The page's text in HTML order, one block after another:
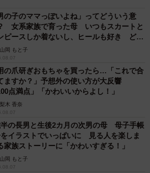
の子のママっぽいよね」ってどういう意
女系家族で育った母 いつもスカートと
ピースしか着ないし、ヒールも好き どの
が…
山岡 もと子
の爪研ぎおもちゃを買ったら…「これで合
ますか？」予想外の使い方が大反響
点満点」「かわいいからよし！」
梨木 香奈
の長男と生後2カ月の次男の母 母子手帳
イラストでいっぱいに 見る人を楽しま
家族ストーリーに「かわいすぎる！」
山岡 もと子